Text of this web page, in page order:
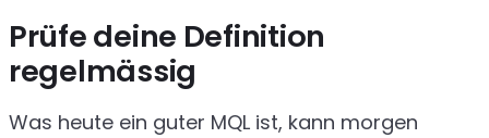
Prüfe deine Definition
regelmässig
Was heute ein guter MQL ist, kann morgen